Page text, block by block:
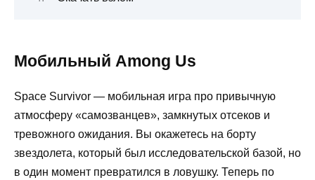
Мобильный Among Us
Space Survivor — мобильная игра про привычную
атмосферу «самозванцев», замкнутых отсеков и
тревожного ожидания. Вы окажетесь на борту
звездолета, который был исследовательской базой, но
в один момент превратился в ловушку. Теперь по